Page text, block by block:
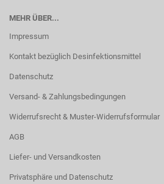
MEHR ÜBER...
Impressum
Kontakt bezüglich Desinfektionsmittel
Datenschutz
Versand- & Zahlungsbedingungen
Widerrufsrecht & Muster-Widerrufsformular
AGB
Liefer- und Versandkosten
Privatsphäre und Datenschutz